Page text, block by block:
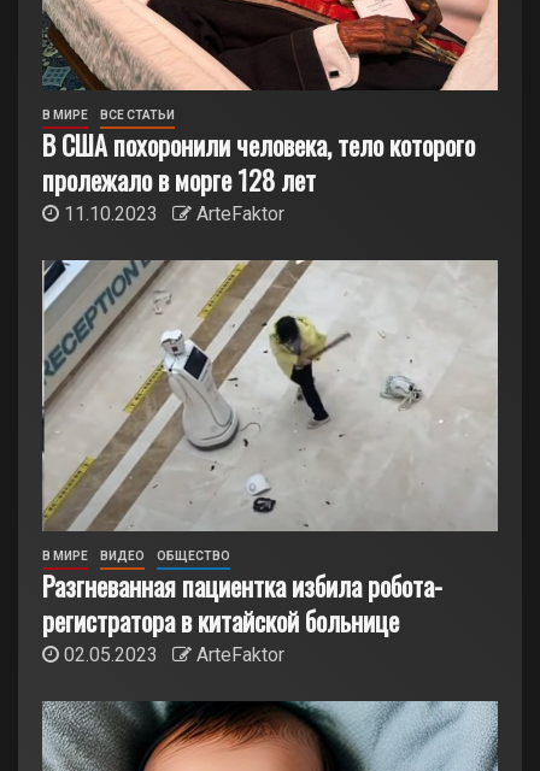
В МИРЕ ВСЕ СТАТЬИ
В США похоронили человека, тело которого
пролежало в морге 128 лет
11.10.2023 ArteFaktor
В МИРЕ ВИДЕО ОБЩЕСТВО
Разгневанная пациентка избила робота-
регистратора в китайской больнице
02.05.2023 ArteFaktor